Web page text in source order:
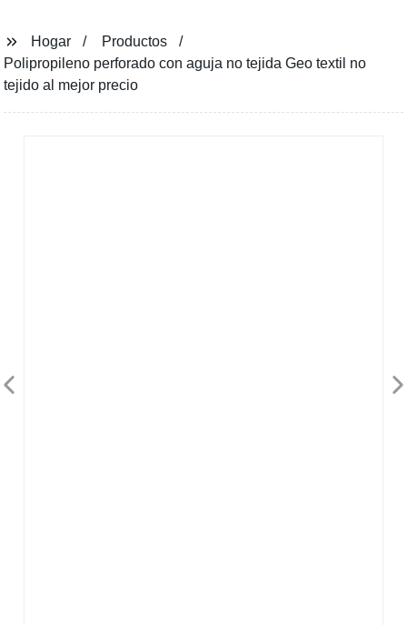
Hogar
Productos
Polipropileno perforado con aguja no tejida Geo textil no
tejido al mejor precio